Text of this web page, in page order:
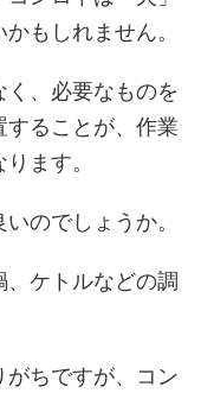
もしれません。
、必要なものを
ることが、作業
ます。
のでしょうか。
ケトルなどの調
がちですが、コン